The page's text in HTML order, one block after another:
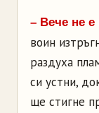
– Вече не
воин
раздуха
си устни,
ще стигне